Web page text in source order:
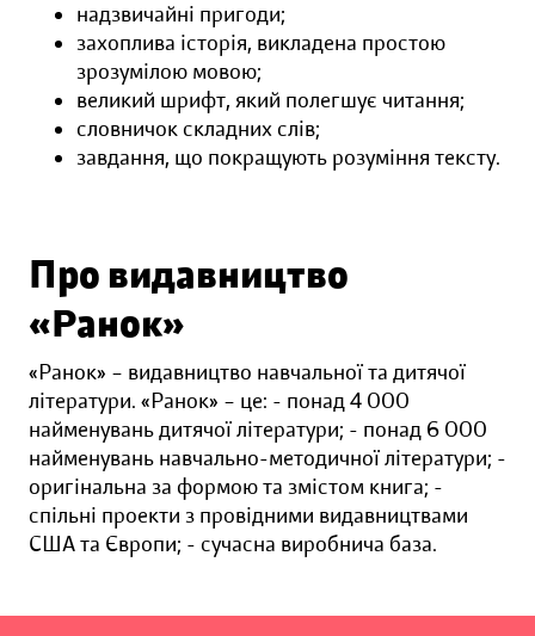
надзвичайні пригоди;
захоплива історія, викладена простою
зрозумілою мовою;
великий шрифт, який полегшує читання;
словничок складних слів;
завдання, що покращують розуміння тексту.
Про видавництво
«Ранок»
«Ранок» – видавництво навчальної та дитячої
літератури. «Ранок» – це: - понад 4 000
найменувань дитячої літератури; - понад 6 000
найменувань навчально-методичної літератури; -
оригінальна за формою та змістом книга; -
спільні проекти з провідними видавництвами
США та Європи; - сучасна виробнича база.